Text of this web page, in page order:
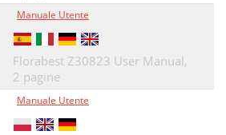
Manuale Utente
Florabest Z30823 User Manual,
2 pagine
Manuale Utente